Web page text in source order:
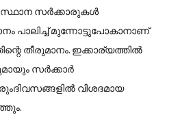
സർക്കാരുകൾ
പാലിച്ച് മുന്നോട്ടുപോകാനാണ്
തീരുമാനം. ഇക്കാര്യത്തിൽ
സർക്കാർ
വിശദമായ